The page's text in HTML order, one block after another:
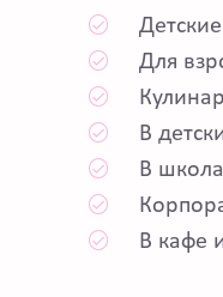
Детские
Для
В
В
В кафе